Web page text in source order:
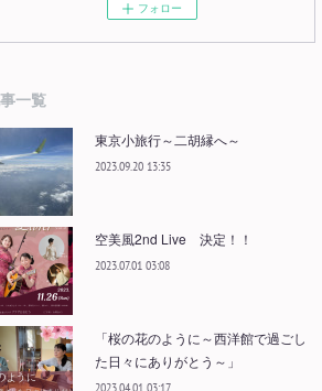
フォロー
一覧
東京小旅行～二胡縁へ～
2023.09.20 13:35
空美風2nd Live 決定！！
2023.07.01 03:08
「桜の花のように～西洋館で過ごし
た日々にありがとう～」
2023.04.01 03:17